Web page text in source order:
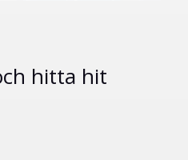
hitta hit